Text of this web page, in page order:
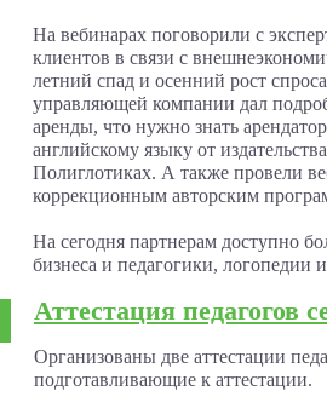
На вебинарах поговорили с
клиентов в связи с
летний спад и осенний рост
управляющей компании дал
аренды, что нужно знать
английскому языку от
Полиглотиках. А также провели
коррекционным авторским
На сегодня партнерам доступно
бизнеса и педагогики, логопедии
Аттестация педагогов
Организованы две аттестации
подготавливающие к аттестации.